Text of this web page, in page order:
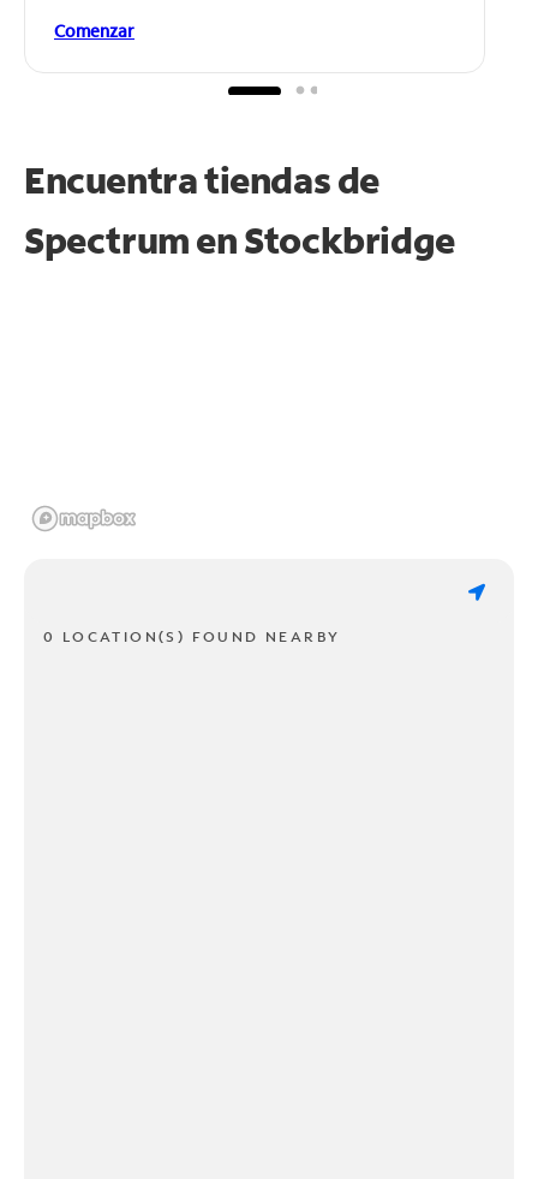
Comenzar
Encuentra tiendas de
Spectrum enStockbridge
0 LOCATION(S) FOUND NEARBY